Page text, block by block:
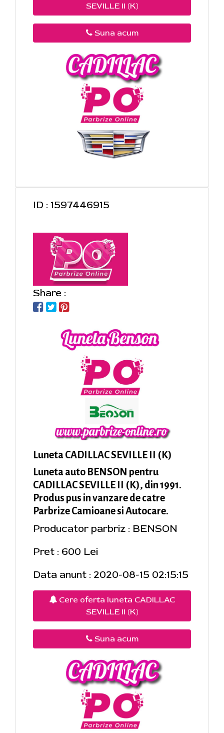
SEVILLE II (K)
Suna acum
ID : 1597446915
Share :
Luneta CADILLAC SEVILLE II (K)
Luneta auto BENSON pentru
CADILLAC SEVILLE II (K), din 1991.
Produs pus in vanzare de catre
Parbrize Camioane si Autocare.
Producator parbriz : BENSON
Pret : 600 Lei
Data anunt : 2020-08-15 02:15:15
Cere oferta luneta CADILLAC
SEVILLE II (K)
Suna acum